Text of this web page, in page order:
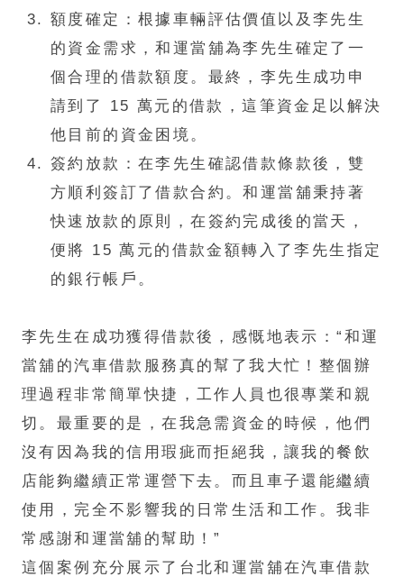
額度確定：根據車輛評估價值以及李先生
的資金需求，和運當舖為李先生確定了一
個合理的借款額度。最終，李先生成功申
請到了 15 萬元的借款，這筆資金足以解決
他目前的資金困境。​
簽約放款：在李先生確認借款條款後，雙
方順利簽訂了借款合約。和運當舖秉持著
快速放款的原則，在簽約完成後的當天，
便將 15 萬元的借款金額轉入了李先生指定
的銀行帳戶。​
李先生在成功獲得借款後，感慨地表示：“和運
當舖的汽車借款服務真的幫了我大忙！整個辦
理過程非常簡單快捷，工作人員也很專業和親
切。最重要的是，在我急需資金的時候，他們
沒有因為我的信用瑕疵而拒絕我，讓我的餐飲
店能夠繼續正常運營下去。而且車子還能繼續
使用，完全不影響我的日常生活和工作。我非
常感謝和運當舖的幫助！”​
這個案例充分展示了台北和運當舖在汽車借款